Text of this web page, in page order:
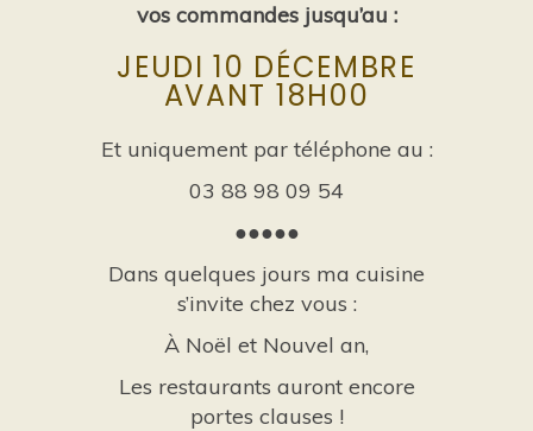
vos commandes jusqu’au :
JEUDI 10 DÉCEMBRE
AVANT 18H00
Et uniquement par téléphone au :
03 88 98 09 54
●●●●●
Dans quelques jours ma cuisine
s’invite chez vous :
À Noël et Nouvel an,
Les restaurants auront encore
portes clauses !